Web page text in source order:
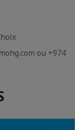
ou +974